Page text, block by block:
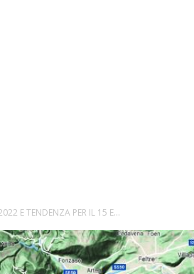
E TENDENZA PER IL 15 E...